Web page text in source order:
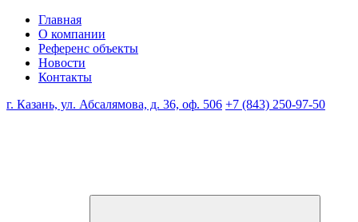
Главная
О компании
Референс объекты
Новости
Контакты
г. Казань, ул. Абсалямова, д. 36, оф. 506 +7 (843) 250-97-50